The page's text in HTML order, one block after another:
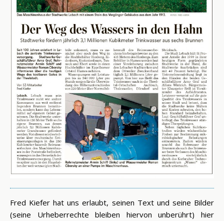
Fred Kiefer hat uns erlaubt, seinen Text und seine Bilder
(seine Urheberrechte bleiben hiervon unberührt) hier